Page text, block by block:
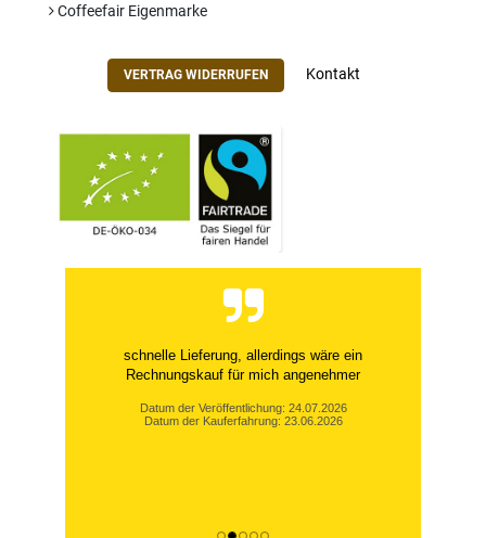
Coffeefair Eigenmarke
VERTRAG WIDERRUFEN Kontakt
schnelle Lieferung, allerdings wäre ein
Rechnungskauf für mich angenehmer
Datum der Veröffentlichung: 24.07.2026
Datum der Kauferfahrung: 23.06.2026